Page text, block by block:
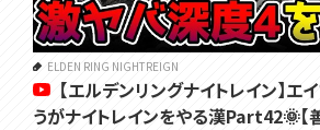
ELDEN RING NIGHTREIGN
【エルデンリングナイトレイン】エ
うがナイトレインをやる漢Part42🌞【